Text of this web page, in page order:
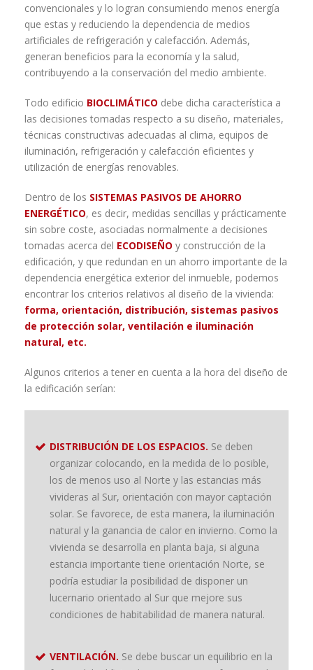
convencionales y lo logran consumiendo menos energía
que estas y reduciendo la dependencia de medios
artificiales de refrigeración y calefacción. Además,
generan beneficios para la economía y la salud,
contribuyendo a la conservación del medio ambiente.
Todo edificio BIOCLIMÁTICO debe dicha característica a
las decisiones tomadas respecto a su diseño, materiales,
técnicas constructivas adecuadas al clima, equipos de
iluminación, refrigeración y calefacción eficientes y
utilización de energías renovables.
Dentro de los SISTEMAS PASIVOS DE AHORRO
ENERGÉTICO, es decir, medidas sencillas y prácticamente
sin sobre coste, asociadas normalmente a decisiones
tomadas acerca del ECODISEÑO y construcción de la
edificación, y que redundan en un ahorro importante de la
dependencia energética exterior del inmueble, podemos
encontrar los criterios relativos al diseño de la vivienda:
forma, orientación, distribución, sistemas pasivos
de protección solar, ventilación e iluminación
natural, etc.
Algunos criterios a tener en cuenta a la hora del diseño de
la edificación serían:
DISTRIBUCIÓN DE LOS ESPACIOS. Se deben
organizar colocando, en la medida de lo posible,
los de menos uso al Norte y las estancias más
vivideras al Sur, orientación con mayor captación
solar. Se favorece, de esta manera, la iluminación
natural y la ganancia de calor en invierno. Como la
vivienda se desarrolla en planta baja, si alguna
estancia importante tiene orientación Norte, se
podría estudiar la posibilidad de disponer un
lucernario orientado al Sur que mejore sus
condiciones de habitabilidad de manera natural.
VENTILACIÓN. Se debe buscar un equilibrio en la